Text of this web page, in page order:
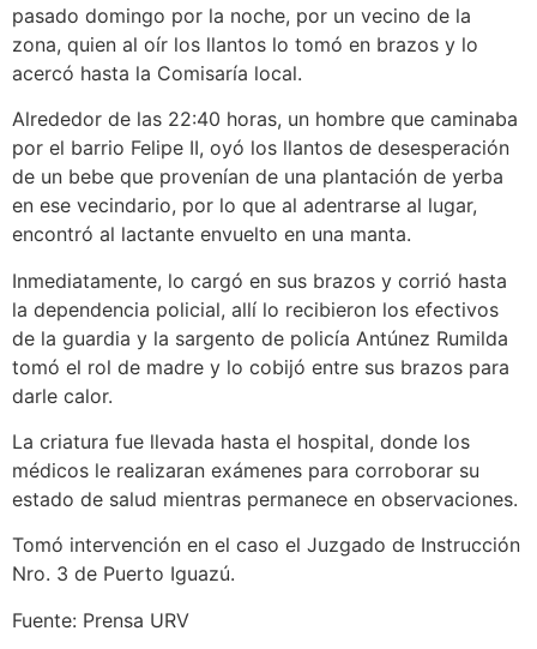
pasado domingo por la noche, por un vecino de la
zona, quien al oír los llantos lo tomó en brazos y lo
acercó hasta la Comisaría local.
Alrededor de las 22:40 horas, un hombre que caminaba
por el barrio Felipe II, oyó los llantos de desesperación
de un bebe que provenían de una plantación de yerba
en ese vecindario, por lo que al adentrarse al lugar,
encontró al lactante envuelto en una manta.
Inmediatamente, lo cargó en sus brazos y corrió hasta
la dependencia policial, allí lo recibieron los efectivos
de la guardia y la sargento de policía Antúnez Rumilda
tomó el rol de madre y lo cobijó entre sus brazos para
darle calor.
La criatura fue llevada hasta el hospital, donde los
médicos le realizaran exámenes para corroborar su
estado de salud mientras permanece en observaciones.
Tomó intervención en el caso el Juzgado de Instrucción
Nro. 3 de Puerto Iguazú.
Fuente: Prensa URV